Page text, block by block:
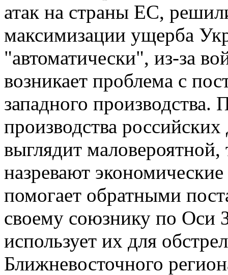
атак на страны ЕС,
максимизации ущерба
"автоматически", из-за
возникает проблема с
западного производства.
производства
выглядит маловероятной,
назревают
помогает обратными
своему союзнику по Оси
использует их для
Ближневосточного